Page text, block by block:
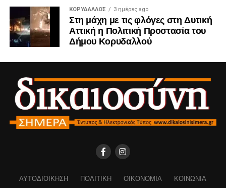
ΚΟΡΥΔΑΛΛΟΣ 3 ημέρες ago
Στη μάχη με τις φλόγες στη Δυτική
Αττική η Πολιτική Προστασία του
Δήμου Κορυδαλλού
ΑΥΤΟΔΙΟΊΚΗΣΗ ΠΟΛΙΤΙΚΉ ΟΙΚΟΝΟΜΊΑ
ΚΟΙΝΩΝΊΑ